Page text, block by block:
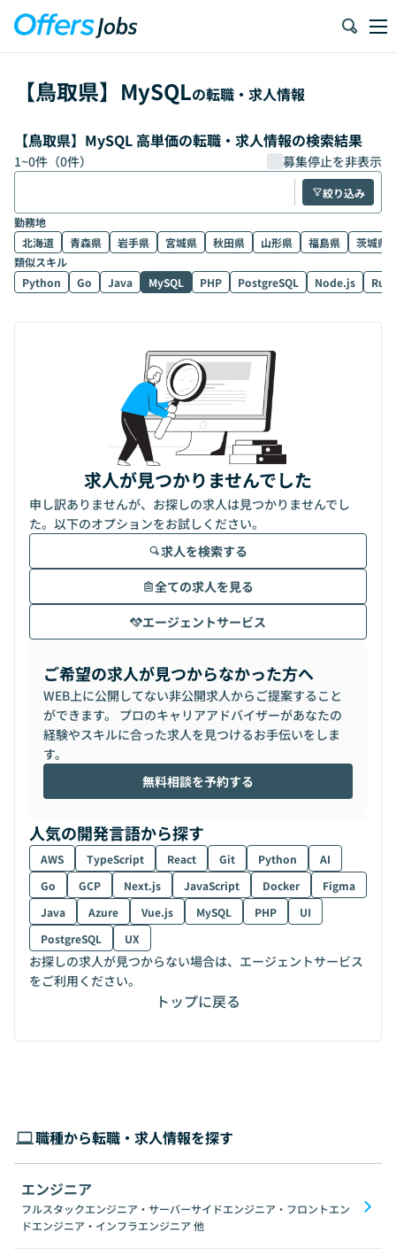
【鳥取県】 MySQLの転職・求人情報
【鳥取県】MySQL 高単価の転職・求人情報の検索結果
1~0件（0件） 募集停止を非表示
絞り込み
勤務地
北海道
青森県 岩手県 宮城県 秋田県 山形県 福島県
茨城県
類似スキル
Python
Go Java MySQL PHP PostgreSQL Node.js
求人が見つかりませんでした
申し訳ありませんが、お探しの求人は見つかりませんでし
た。以下のオプションをお試しください。
求人を検索する
全ての求人を見る
エージェントサービス
ご希望の求人が見つからなかった方へ
WEB上に公開してない非公開求人からご提案すること
ができます。 プロのキャリアアドバイザーがあなたの
経験やスキルに合った求人を見つけるお手伝いをしま
す。
無料相談を予約する
人気の開発言語から探す
AWS TypeScript React Git Python
AI
Go
GCP Next.js JavaScript Docker
Figma
Java
Azure Vue.js MySQL PHP
UI
PostgreSQL
UX
お探しの求人が見つからない場合は、エージェントサービス
をご利用ください。
トップに戻る
職種から転職・求人情報を探す
エンジニア
フルスタックエンジニア・サーバーサイドエンジニア・フロントエン
ドエンジニア・インフラエンジニア 他